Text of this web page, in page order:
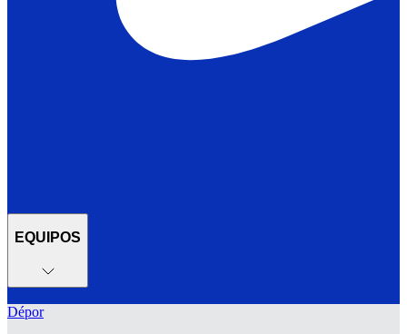
EQUIPOS
Dépor